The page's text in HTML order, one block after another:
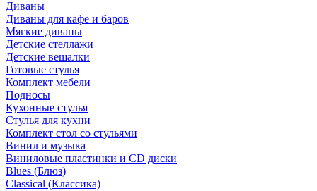
Диваны
Диваны для кафе и баров
Мягкие диваны
Детские стеллажи
Детские вешалки
Готовые стулья
Комплект мебели
Подносы
Кухонные стулья
Стулья для кухни
Комплект стол со стульями
Винил и музыка
Виниловые пластинки и CD диски
Blues (Блюз)
Classical (Классика)